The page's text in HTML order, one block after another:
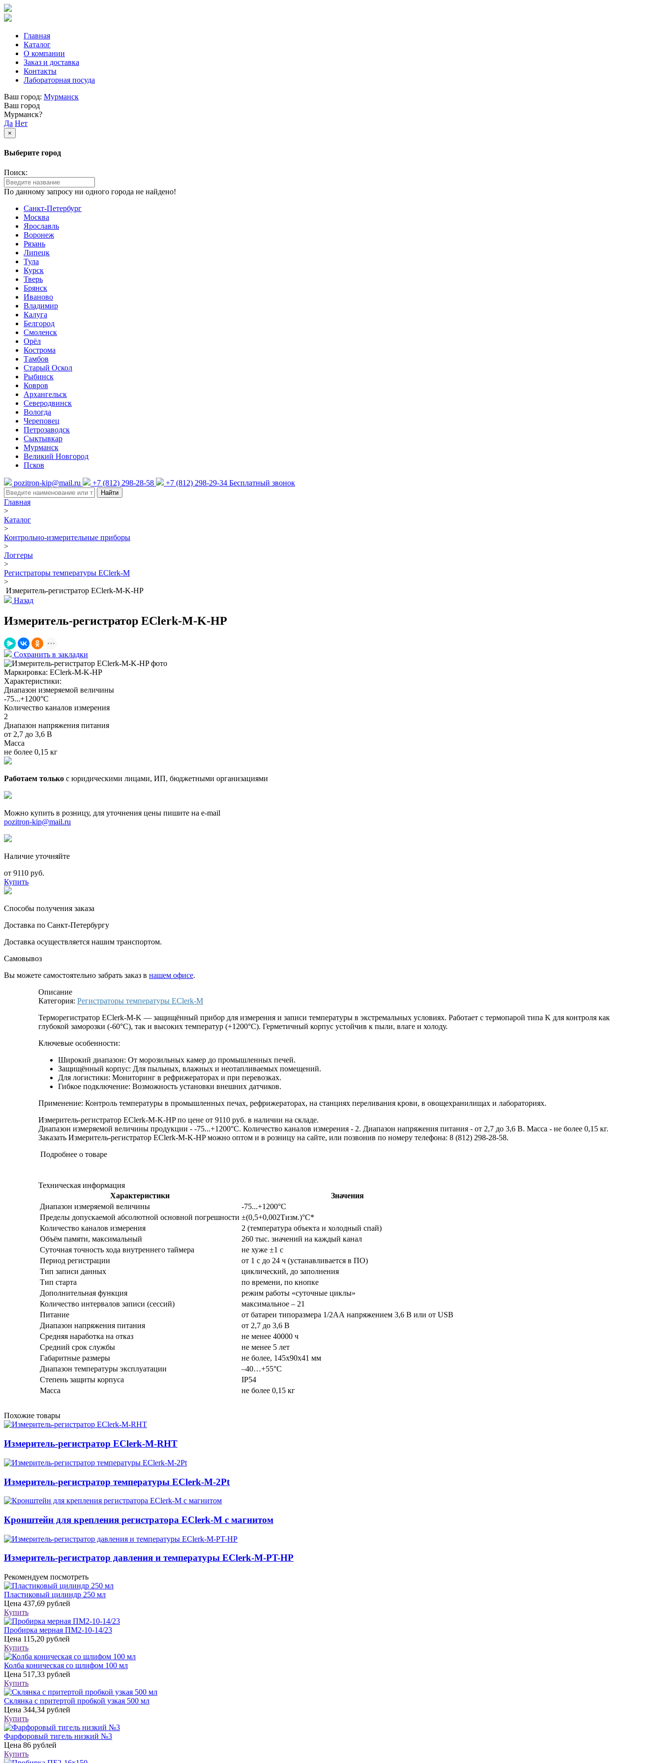
Главная
Каталог
О компании
Заказ и доставка
Контакты
Лабораторная посуда
Ваш город: Мурманск
Ваш город
Мурманск?
Да Нет
×
Выберите город
Поиск:
По данному запросу ни одного города не найдено!
Санкт-Петербург
Москва
Ярославль
Воронеж
Рязань
Липецк
Тула
Курск
Тверь
Брянск
Иваново
Владимир
Калуга
Белгород
Смоленск
Орёл
Кострома
Тамбов
Старый Оскол
Рыбинск
Ковров
Архангельск
Северодвинск
Вологда
Череповец
Петрозаводск
Сыктывкар
Мурманск
Великий Новгород
Псков
pozitron-kip@mail.ru +7 (812) 298-28-58 +7 (812) 298-29-34 Бесплатный звонок
Найти
Главная
>
Каталог
>
Контрольно-измерительные приборы
>
Логгеры
>
Регистраторы температуры EClerk-M
>
Измеритель-регистратор EClerk-M-K-HP
Назад
Измеритель-регистратор EClerk-M-K-HP
Сохранить в закладки
Маркировка: EClerk-M-K-HP
Характеристики:
Диапазон измеряемой величины
-75...+1200°С
Количество каналов измерения
2
Диапазон напряжения питания
от 2,7 до 3,6 В
Масса
не более 0,15 кг
Работаем только с юридическими лицами, ИП, бюджетными организациями
Можно купить в розницу, для уточнения цены пишите на e-mail
pozitron-kip@mail.ru
Наличие уточняйте
от 9110 руб.
Купить
Способы получения заказа
Доставка по Санкт-Петербургу
Доставка осуществляется нашим транспортом.
Самовывоз
Вы можете самостоятельно забрать заказ в нашем офисе.
Описание
Категория: Регистраторы температуры EClerk-M
Терморегистратор EClerk-M-K — защищённый прибор для измерения и записи температуры в экстремальных условиях. Работает с термопарой типа K для контроля как
глубокой заморозки (-60°C), так и высоких температур (+1200°C). Герметичный корпус устойчив к пыли, влаге и холоду.
Ключевые особенности:
Широкий диапазон: От морозильных камер до промышленных печей.
Защищённый корпус: Для пыльных, влажных и неотапливаемых помещений.
Для логистики: Мониторинг в рефрижераторах и при перевозках.
Гибкое подключение: Возможность установки внешних датчиков.
Применение: Контроль температуры в промышленных печах, рефрижераторах, на станциях переливания крови, в овощехранилищах и лабораториях.
Измеритель-регистратор EClerk-M-K-HP по цене от 9110 руб. в наличии на складе.
Диапазон измеряемой величины продукции - -75...+1200°С. Количество каналов измерения - 2. Диапазон напряжения питания - от 2,7 до 3,6 В. Масса - не более 0,15 кг.
Заказать Измеритель-регистратор EClerk-M-K-HP можно оптом и в розницу на сайте, или позвонив по номеру телефона: 8 (812) 298-28-58.
Подробнее о товаре
Техническая информация
Характеристики
Значения
Диапазон измеряемой величины
-75...+1200°С
Пределы допускаемой абсолютной основной погрешности ±(0,5+0,002Тизм.)°С*
Количество каналов измерения
2 (температура объекта и холодный спай)
Объём памяти, максимальный
260 тыс. значений на каждый канал
Суточная точность хода внутреннего таймера
не хуже ±1 с
Период регистрации
от 1 с до 24 ч (устанавливается в ПО)
Тип записи данных
циклический, до заполнения
Тип старта
по времени, по кнопке
Дополнительная функция
режим работы «суточные циклы»
Количество интервалов записи (сессий)
максимальное – 21
Питание
от батареи типоразмера 1/2АА напряжением 3,6 В или от USB
Диапазон напряжения питания
от 2,7 до 3,6 В
Средняя наработка на отказ
не менее 40000 ч
Средний срок службы
не менее 5 лет
Габаритные размеры
не более, 145х90х41 мм
Диапазон температуры эксплуатации
–40…+55°С
Степень защиты корпуса
IP54
Масса
не более 0,15 кг
Похожие товары
Измеритель-регистратор EClerk-M-RHT
Измеритель-регистратор температуры EClerk-M-2Pt
Кронштейн для крепления регистратора EClerk-M с магнитом
Измеритель-регистратор давления и температуры EClerk-M-PT-HP
Рекомендуем посмотреть
Пластиковый цилиндр 250 мл
Цена 437,69 рублей
Купить
Пробирка мерная ПМ2-10-14/23
Цена 115,20 рублей
Купить
Колба коническая со шлифом 100 мл
Цена 517,33 рублей
Купить
Склянка с притертой пробкой узкая 500 мл
Цена 344,34 рублей
Купить
Фарфоровый тигель низкий №3
Цена 86 рублей
Купить